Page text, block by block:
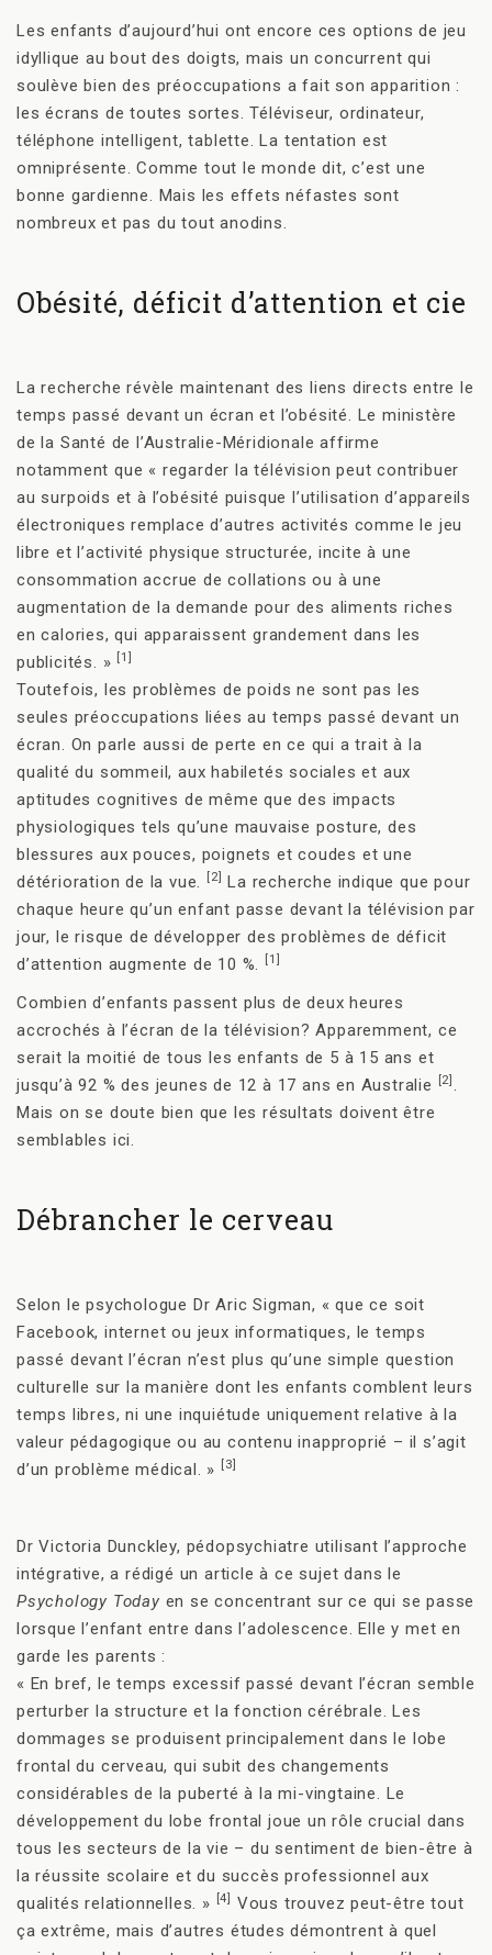
Les enfants d’aujourd’hui ont encore ces options de jeu
idyllique au bout des doigts, mais un concurrent qui
soulève bien des préoccupations a fait son apparition :
les écrans de toutes sortes. Téléviseur, ordinateur,
téléphone intelligent, tablette. La tentation est
omniprésente. Comme tout le monde dit, c’est une
bonne gardienne. Mais les effets néfastes sont
nombreux et pas du tout anodins.
Obésité, déficit d’attention et cie
La recherche révèle maintenant des liens directs entre le
temps passé devant un écran et l’obésité. Le ministère
de la Santé de l’Australie-Méridionale affirme
notamment que « regarder la télévision peut contribuer
au surpoids et à l’obésité puisque l’utilisation d’appareils
électroniques remplace d’autres activités comme le jeu
libre et l’activité physique structurée, incite à une
consommation accrue de collations ou à une
augmentation de la demande pour des aliments riches
en calories, qui apparaissent grandement dans les
publicités. »
[1]
Toutefois, les problèmes de poids ne sont pas les
seules préoccupations liées au temps passé devant un
écran. On parle aussi de perte en ce qui a trait à la
qualité du sommeil, aux habiletés sociales et aux
aptitudes cognitives de même que des impacts
physiologiques tels qu’une mauvaise posture, des
blessures aux pouces, poignets et coudes et une
détérioration de la vue.
[2]
La recherche indique que pour
chaque heure qu’un enfant passe devant la télévision par
jour, le risque de développer des problèmes de déficit
d’attention augmente de 10 %.
[1]
Combien d’enfants passent plus de deux heures
accrochés à l’écran de la télévision? Apparemment, ce
serait la moitié de tous les enfants de 5 à 15 ans et
jusqu’à 92 % des jeunes de 12 à 17 ans en Australie
[2] .
Mais on se doute bien que les résultats doivent être
semblables ici.
Débrancher le cerveau
Selon le psychologue Dr Aric Sigman, « que ce soit
Facebook, internet ou jeux informatiques, le temps
passé devant l’écran n’est plus qu’une simple question
culturelle sur la manière dont les enfants comblent leurs
temps libres, ni une inquiétude uniquement relative à la
valeur pédagogique ou au contenu inapproprié – il s’agit
d’un problème médical. »
[3]
Dr Victoria Dunckley, pédopsychiatre utilisant l’approche
intégrative, a rédigé un article à ce sujet dans le
Psychology Today en se concentrant sur ce qui se passe
lorsque l’enfant entre dans l’adolescence. Elle y met en
garde les parents :
« En bref, le temps excessif passé devant l’écran semble
perturber la structure et la fonction cérébrale. Les
dommages se produisent principalement dans le lobe
frontal du cerveau, qui subit des changements
considérables de la puberté à la mi-vingtaine. Le
développement du lobe frontal joue un rôle crucial dans
tous les secteurs de la vie – du sentiment de bien-être à
la réussite scolaire et du succès professionnel aux
qualités relationnelles. »
[4]
Vous trouvez peut-être tout
ça extrême, mais d’autres études démontrent à quel